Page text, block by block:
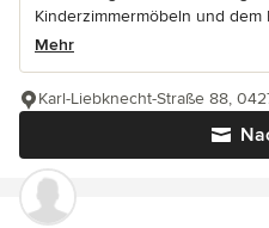
Kinderzimmermöbeln und dem
Mehr
Karl-Liebknecht-Straße 88,